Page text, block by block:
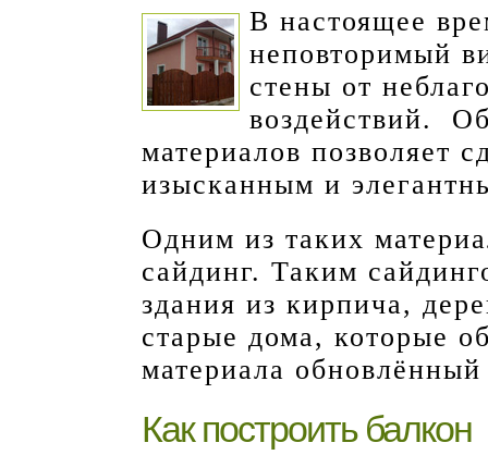
В настоящее
неповторимый
стены от
воздействий.
материалов позволяет
изысканным и
Одним из таких
сайдинг. Таким
здания из кирпича,
старые дома, которые
материала
Как построить балкон